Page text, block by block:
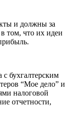
и должны за
том, что их идеи
с бухгалтерским
“Мое дело” и
налоговой
отчетности,